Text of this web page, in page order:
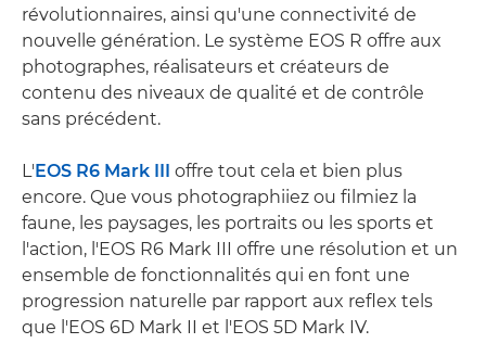
révolutionnaires, ainsi qu'une connectivité de
nouvelle génération. Le système EOS R offre aux
photographes, réalisateurs et créateurs de
contenu des niveaux de qualité et de contrôle
sans précédent.
L'EOS R6 Mark III offre tout cela et bien plus
encore. Que vous photographiiez ou filmiez la
faune, les paysages, les portraits ou les sports et
l'action, l'EOS R6 Mark III offre une résolution et un
ensemble de fonctionnalités qui en font une
progression naturelle par rapport aux reflex tels
que l'EOS 6D Mark II et l'EOS 5D Mark IV.